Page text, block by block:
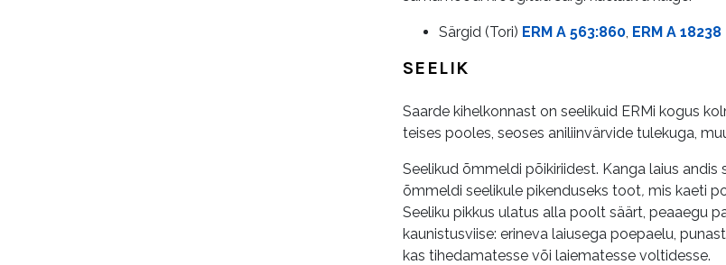
Särgid (Tori) ERM A 563:860, ERM A 18238
SEELIK
Saarde kihelkonnast on seelikuid ERMi kogus
teises pooles, seoses aniliinvärvide tulekuga,
Seelikud õmmeldi põikiriidest. Kanga laius
õmmeldi seelikule pikenduseks toot, mis kaeti
Seeliku pikkus ulatus alla poolt säärt, peaaegu
kaunistusviise: erineva laiusega poepaelu,
kas tihedamatesse või laiematesse voltidesse.